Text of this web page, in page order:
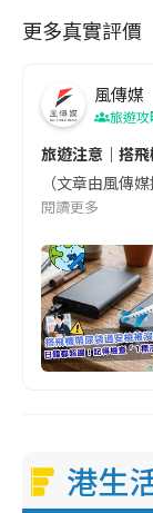
更多真實評價
風傳媒
旅遊攻
旅遊注意｜搭
（文章由風傳
閱讀更多
港生